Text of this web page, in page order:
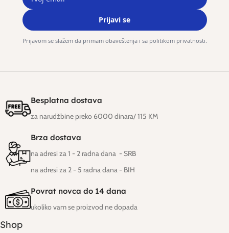
Prijavi se
Prijavom se slažem da primam obaveštenja i sa politikom privatnosti.
Besplatna dostava
za narudžbine preko 6000 dinara/ 115 KM
Brza dostava
na adresi za 1 - 2 radna dana - SRB
na adresi za 2 - 5 radna dana- BIH
Povrat novca do 14 dana
ukoliko vam se proizvod ne dopada
Shop